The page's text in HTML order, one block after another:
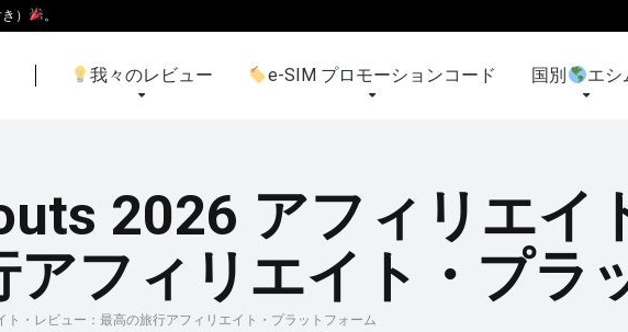
） 。
我々のレビュー e-SIM プロモーションコード 国別 エシ
2026 アフィリエイ
アフィリエイト・プラ
・レビュー：最高の旅行アフィリエイト・プラットフォーム